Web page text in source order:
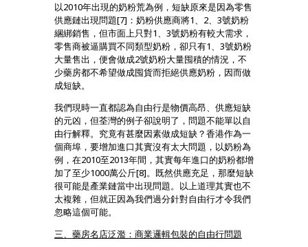
以2010年出現的奶粉荒為例，短缺原來是因為零售
供應鏈出現問題[7]：奶粉供應商將1、2、3號奶粉
綑綁銷售，但市面上只對1、3號奶粉有較大需求，
零售商被逼購買不同類型奶粉，卻只有1、3號奶粉
大量售出，便會做成2號奶粉大量囤積的情況，不
少藥房都不希望做成囤貨而拒絕供應奶粉，因而做
成短缺。
我們現時一直都認為自由行是物價高昂、供應短缺
的元凶，但荃灣的例子卻說明了，問題不能單以自
由行解釋。究竟有甚麼因素做成短缺？香港作為一
個商埠，要增加進口其實沒有太大問題，以奶粉為
例，在2010至2013年間，其實每年進口的奶粉都增
加了至少1000萬公斤[8]。既然供應充足，那麼短缺
很可能是產業鏈當中出現問題。以上道理其實也不
太複雜，但就正因為我們過分針對自由行才令我們
忽略這個可能。
三、藥房名店泛濫：商業邏輯包裝的自由行問題